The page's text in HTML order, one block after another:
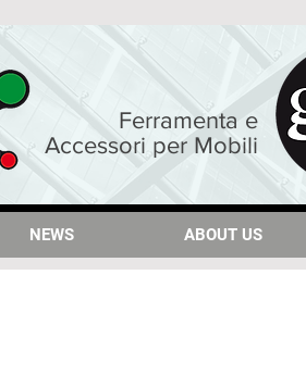
Ferramenta e
Accessori per Mobili
NEWS ABOUT US
NEWS ABOUT US